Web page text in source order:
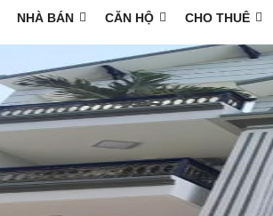
NHÀ BÁN CĂN HỘ CHO THUÊ